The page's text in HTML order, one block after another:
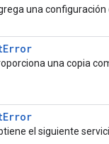
una configuración
una copia
el siguiente